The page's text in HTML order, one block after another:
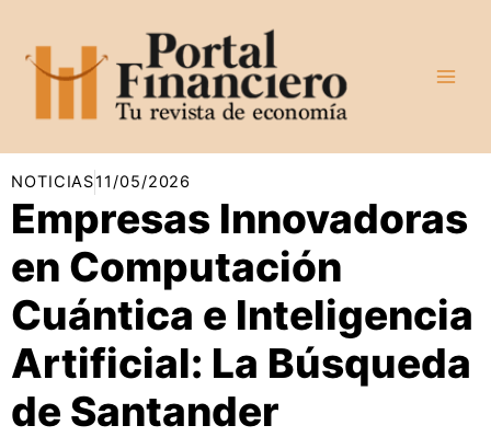
contenido
NOTICIAS11/05/2026
Empresas Innovadoras
en Computación
Cuántica e Inteligencia
Artificial: La Búsqueda
de Santander